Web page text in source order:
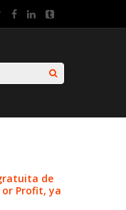
de
or Profit, ya